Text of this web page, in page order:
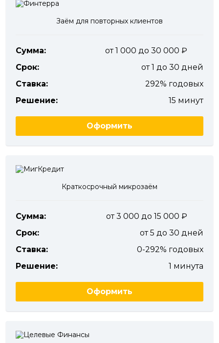
Заём для повторных клиентов
Сумма:
от 1 000 до 30 000
Срок:
от 1 до 30 дней
Ставка:
292% годовых
Решение:
15 минут
Оформить
Краткосрочный микрозаём
Сумма:
от 3 000 до 15 000
Срок:
от 5 до 30 дней
Ставка:
0-292% годовых
Решение:
1 минута
Оформить